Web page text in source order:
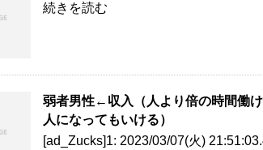
続きを読む
弱者男性←収入（人より倍の時間働
人になってもいける）
[ad_Zucks]1: 2023/03/07(火)